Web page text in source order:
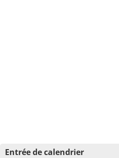
Entrée de calendrier